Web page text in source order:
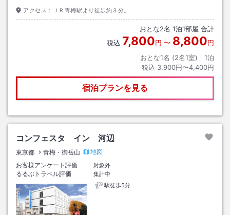
アクセス： ＪＲ青梅駅より徒歩約３分。
おとな2名 1泊1部屋 合計
税込 7,800円 〜 8,800円
おとな1名 (2名1室)｜ 1泊
税込 3,900円〜4,400円
宿泊プランを見る
コンフェスタ イン 河辺
東京都 青梅・御岳山
地図
お客様アンケート評価
対象外
るるぶトラベル評価
集計中
駅徒歩5分